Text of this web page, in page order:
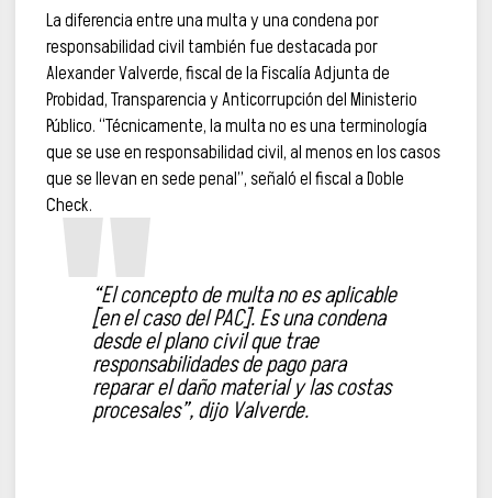
La diferencia entre una multa y una condena por
responsabilidad civil también fue destacada por
Alexander Valverde, fiscal de la Fiscalía Adjunta de
Probidad, Transparencia y Anticorrupción del Ministerio
Público. “Técnicamente, la multa no es una terminología
que se use en responsabilidad civil, al menos en los casos
que se llevan en sede penal”, señaló el fiscal a Doble
Check.
“El concepto de multa no es aplicable
[en el caso del PAC]. Es una condena
desde el plano civil que trae
responsabilidades de pago para
reparar el daño material y las costas
procesales”, dijo Valverde.